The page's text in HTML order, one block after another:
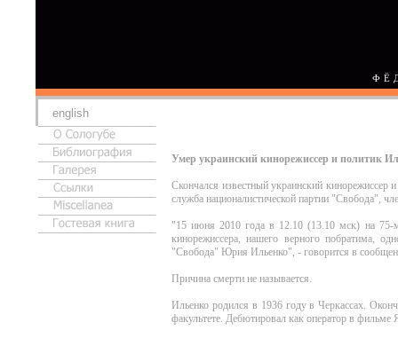
english
Умер украинский кинорежиссер и политик
Скончался известный украинский кинорежиссер
служба националистической партии "Свобода",
"15 июня 2010 года в 12.10 (13.10 мск) на 75-м
кинорежиссера, нашего верного побратима,
"Свобода" Юрия Ильенко", - говорится в
Причина смерти не называется.
Ильенко родился в 1936 году в Черкассах.
факультете. Дебютировал как оператор в